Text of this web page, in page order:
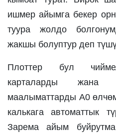
ишмер айымга бекер
туура жолдо
жакшы болуптур деп
Плоттер бул
карталарды жана
маалыматтарды A0
калькага автоматтык
Зарема айым